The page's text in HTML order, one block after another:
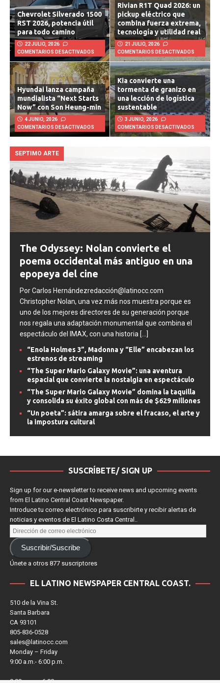
Chevrolet Silverado 1500
RST 2026, potencia útil
para todo camino
22 JULIO, 2026
COMENTARIOS DESACTIVADOS
Rivian R1T Quad 2026: un
pickup eléctrico que
combina fuerza extrema,
tecnología y utilidad real
21 JULIO, 2026
COMENTARIOS DESACTIVADOS
Hyundai lanza campaña
mundialista “Next Starts
Now” con Son Heung-min
4 JUNIO, 2026
COMENTARIOS DESACTIVADOS
Kia convierte una
tormenta de granizo en
una lección de logística
sustentable
3 JUNIO, 2026
COMENTARIOS DESACTIVADOS
SEPTIMO ARTE
The Odyssey: Nolan convierte el
poema occidental más antiguo en una
epopeya del cine
Por Carlos Hernándezredacción@latinocc.com
Christopher Nolan, una vez más nos muestra porque es
uno de los mejores directores de su generación porque
nos regala una adaptación monumental que combina el
espectáculo del IMAX, con una historia [...]
“Enola Holmes 3”, Madonna y “Elle” encabezan los
estrenos de streaming
“The Super Mario Galaxy Movie”: una aventura
espacial que convierte la nostalgia en espectáculo
“The Super Mario Galaxy Movie” domina la taquilla
y consolida su éxito global con más de $629 millones
“Un poeta”: sátira amarga sobre el fracaso, el arte y
la impostura cultural
SUSCRÍBETE/ SIGN UP
Sign up for our e-newsletter to receive news and upcoming events
from El Latino Central Coast Newspaper.
Introduce tu correo electrónico para suscribirte y recibir alertas de
noticias y eventos de El Latino Costa Central..
Suscribir/Suscribe
Únete a otros 877 suscriptores
EL LATINO NEWSPAPER CENTRAL COAST.
510 de la Vina St.
Santa Barbara
CA 93101
805-836-0528
sales@latinocc.com
Monday – Friday
9:00 a.m.- 6:00 p.m.
9:00 a.m. – 6:00 p.m.